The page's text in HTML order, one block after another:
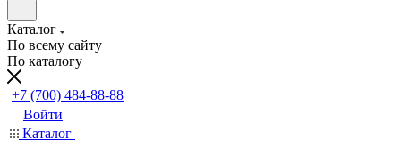
Каталог
По всему сайту
По каталогу
+7 (700) 484-88-88
Войти
Каталог